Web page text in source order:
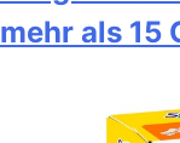
mehr als 15